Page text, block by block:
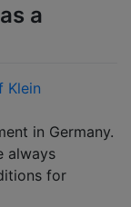
a
Klein
in Germany.
always
for